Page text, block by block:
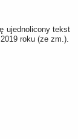
ujednolicony tekst
roku (ze zm.).